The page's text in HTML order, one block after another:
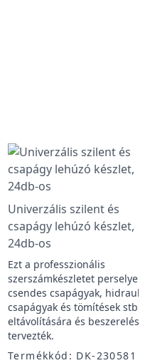
Univerzális szilent és
csapágy lehúzó készlet,
24db-os
Ezt a professzionális
szerszámkészletet perselyek,
csendes csapágyak,
csapágyak és tömítések stb.
eltávolítására és
tervezték.
Termékkód: DK-230581